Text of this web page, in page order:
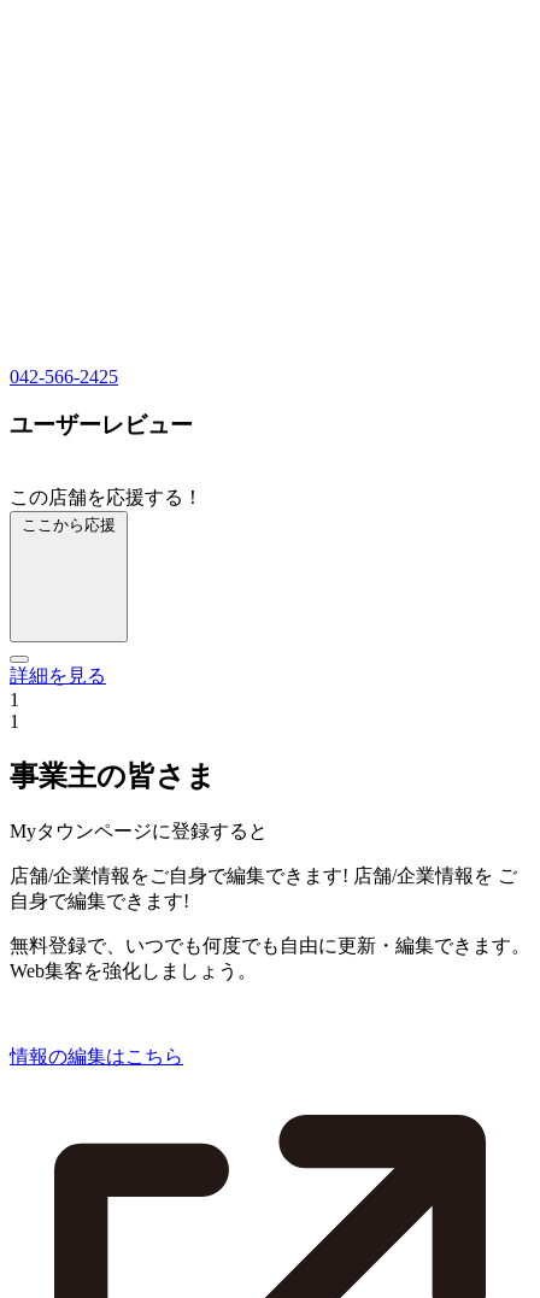
042-566-2425
ユーザーレビュー
この店舗を応援する！
ここから応援
詳細を見る
1
1
事業主の皆さま
Myタウンページに登録すると
店舗/企業情報をご自身で編集できます! 店舗/企業情報を ご
自身で編集できます!
無料登録で、いつでも何度でも自由に更新・編集できます。
Web集客を強化しましょう。
情報の編集はこちら